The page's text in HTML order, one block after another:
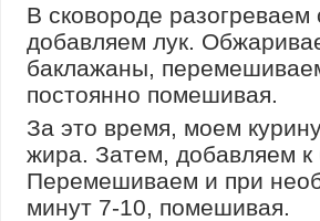
В сковороде
добавляем лук.
баклажаны,
постоянно помешивая.
За это время, моем
жира. Затем, добавляем к
Перемешиваем и при
минут 7-10, помешивая.